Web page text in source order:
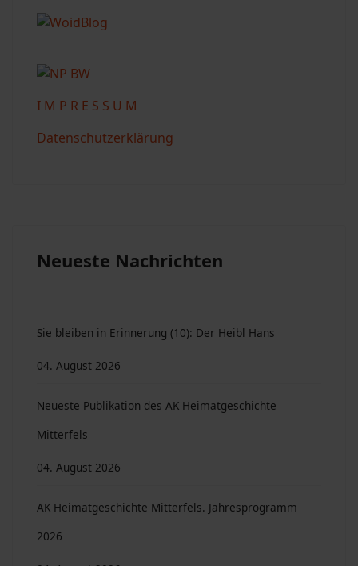
I M P R E S S U M
Datenschutzerklärung
Neueste Nachrichten
Sie bleiben in Erinnerung (10): Der Heibl Hans
04. August 2026
Neueste Publikation des AK Heimatgeschichte
Mitterfels
04. August 2026
AK Heimatgeschichte Mitterfels. Jahresprogramm
2026